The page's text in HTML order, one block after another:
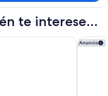
te interese...
Anuncio